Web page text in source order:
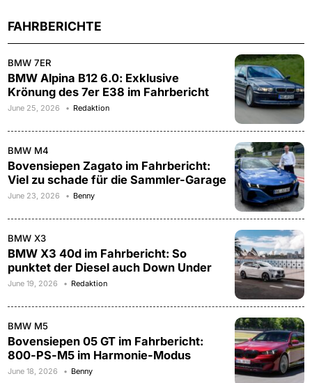
FAHRBERICHTE
BMW 7ER
BMW Alpina B12 6.0: Exklusive
Krönung des 7er E38 im Fahrbericht
June 25, 2026 Redaktion
BMW M4
Bovensiepen Zagato im Fahrbericht:
Viel zu schade für die Sammler-Garage
June 23, 2026 Benny
BMW X3
BMW X3 40d im Fahrbericht: So
punktet der Diesel auch Down Under
June 19, 2026 Redaktion
BMW M5
Bovensiepen 05 GT im Fahrbericht:
800-PS-M5 im Harmonie-Modus
June 18, 2026 Benny